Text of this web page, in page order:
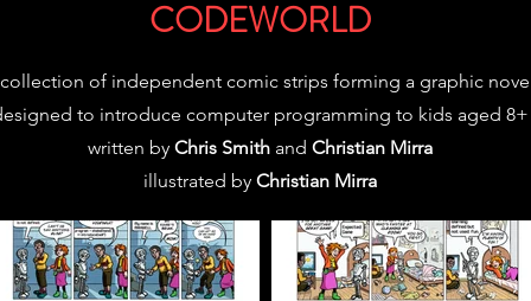
CODEWORLD
of independent comic strips forming a graphic
to introduce computer programming to kids aged 8+
written by Chris Smith and Christian Mirra
illustrated by Christian Mirra